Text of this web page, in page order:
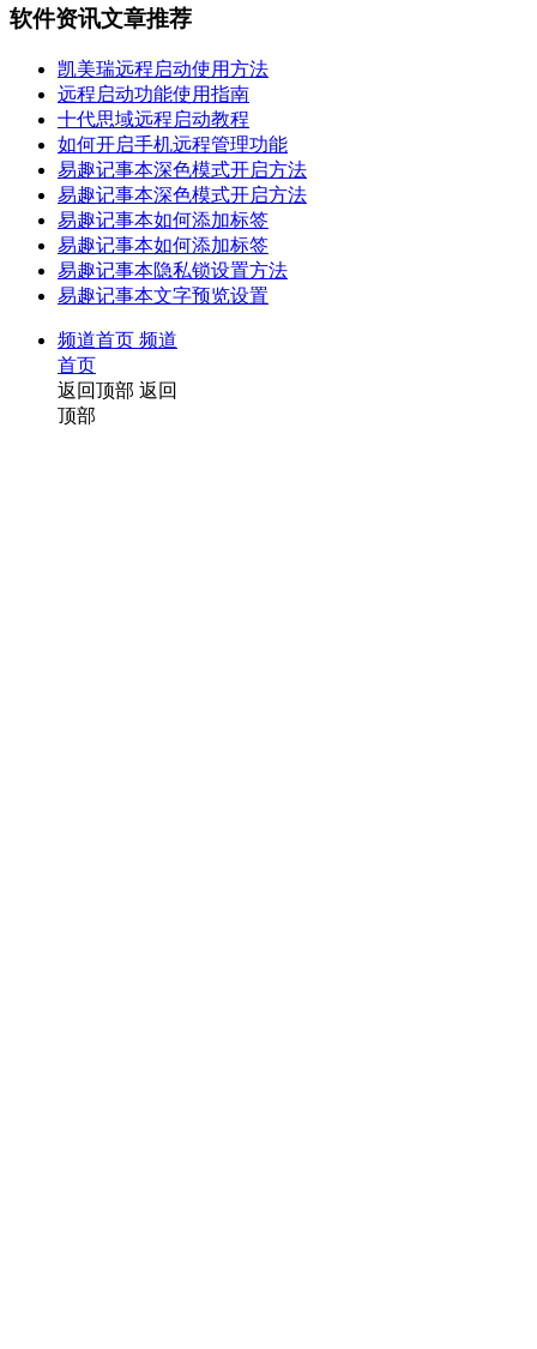
软件资讯文章推荐
凯美瑞远程启动使用方法
远程启动功能使用指南
十代思域远程启动教程
如何开启手机远程管理功能
易趣记事本深色模式开启方法
易趣记事本深色模式开启方法
易趣记事本如何添加标签
易趣记事本如何添加标签
易趣记事本隐私锁设置方法
易趣记事本文字预览设置
频道首页 频道
首页
返回顶部 返回
顶部